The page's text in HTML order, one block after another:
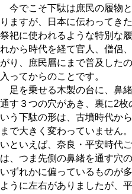
今でこそ下駄は庶民の履物
りますが、日本に伝わってき
祭祀に使われるような特別な
れから時代を経て官人、僧侶
がり、庶民層にまで普及した
入ってからのことです。
足を乗せる木製の台に、鼻
通す３つの穴があき、裏に2枚
いう下駄の形は、古墳時代か
まで大きく変わっていません
いといえば、奈良・平安時代
は、つま先側の鼻緒を通す穴
いずれかに偏っているものが
ように左右がありましたが、